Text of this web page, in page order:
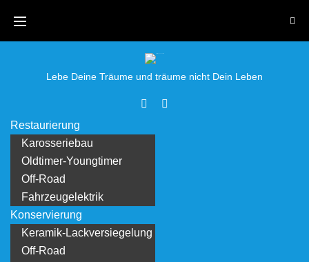
content
Lebe Deine Träume und träume nicht Dein Leben
Restaurierung
Karosseriebau
Oldtimer-Youngtimer
Off-Road
Fahrzeugelektrik
Konservierung
Keramik-Lackversiegelung
Off-Road